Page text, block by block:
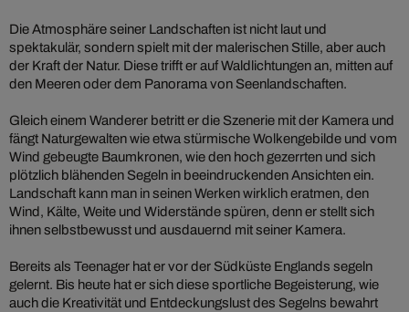
Die Atmosphäre seiner Landschaften ist nicht laut und
spektakulär, sondern spielt mit der malerischen Stille, aber auch
der Kraft der Natur. Diese trifft er auf Waldlichtungen an, mitten auf
den Meeren oder dem Panorama von Seenlandschaften.
Gleich einem Wanderer betritt er die Szenerie mit der Kamera und
fängt Naturgewalten wie etwa stürmische Wolkengebilde und vom
Wind gebeugte Baumkronen, wie den hoch gezerrten und sich
plötzlich blähenden Segeln in beeindruckenden Ansichten ein.
Landschaft kann man in seinen Werken wirklich eratmen, den
Wind, Kälte, Weite und Widerstände spüren, denn er stellt sich
ihnen selbstbewusst und ausdauernd mit seiner Kamera.
Bereits als Teenager hat er vor der Südküste Englands segeln
gelernt. Bis heute hat er sich diese sportliche Begeisterung, wie
auch die Kreativität und Entdeckungslust des Segelns bewahrt